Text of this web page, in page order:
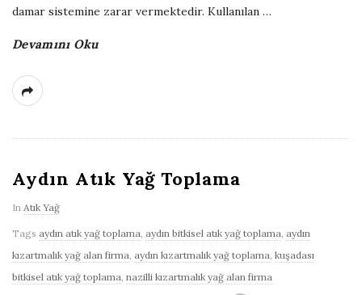
n
ü
ş
m
–
A
damar sistemine zarar vermektedir. Kullanılan …
Devamını Oku
Aydın Atık Yağ Toplama
In Atık Yağ
Tags aydın atık yağ toplama aydın bitkisel atık yağ toplama aydın
kızartmalık yağ alan firma aydın kızartmalık yağ toplama kuşadası
bitkisel atık yağ toplama nazilli kızartmalık yağ alan firma